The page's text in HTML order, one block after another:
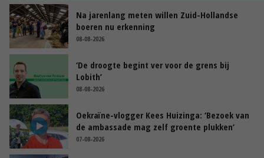
Na jarenlang meten willen Zuid-Hollandse
boeren nu erkenning
08-08-2026
‘De droogte begint ver voor de grens bij
Lobith’
08-08-2026
Oekraïne-vlogger Kees Huizinga: ‘Bezoek van
de ambassade mag zelf groente plukken’
07-08-2026